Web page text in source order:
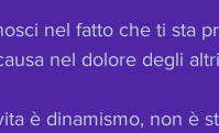
nel fatto che ti sta
nel dolore degli
è dinamismo, non è